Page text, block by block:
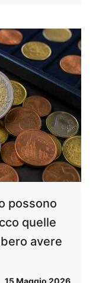
possono
quelle
avere